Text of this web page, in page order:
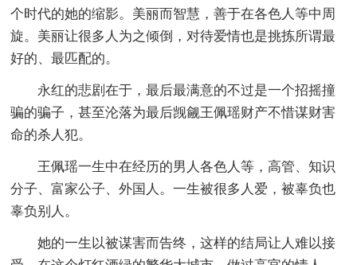
个时代的她的缩影。美丽而智慧，善于在各色人等中周
旋。美丽让很多人为之倾倒，对待爱情也是挑拣所谓最
好的、最匹配的。
永红的悲剧在于，最后最满意的不过是一个招摇撞
骗的骗子，甚至沦落为最后觊觎王佩瑶财产不惜谋财害
命的杀人犯。
王佩瑶一生中在经历的男人各色人等，高管、知识
分子、富家公子、外国人。一生被很多人爱，被辜负也
辜负别人。
她的一生以被谋害而告终，这样的结局让人难以接